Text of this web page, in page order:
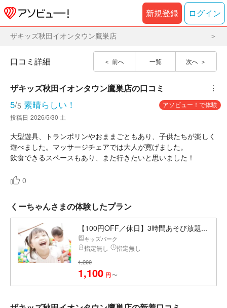
新規登録 ログイン
ザキッズ秋田イオンタウン鷹巣店
前へ 一覧 次へ
口コミ詳細
ザキッズ秋田イオンタウン鷹巣店の口コミ ︙
5/5 素晴らしい！
アソビュー！で体験
投稿日 2026/5/30 土
大型遊具、トランポリンやおままごともあり、子供たちが楽しく
遊べました。マッサージチェアでは大人が寛げました。
飲食できるスペースもあり、また行きたいと思いました！
0
くーちゃんさまの体験したプラン
【100円OFF／休日】3時間あそび放題...
キッズパーク
指定無し 指定無し
1,200
1,100 円 〜